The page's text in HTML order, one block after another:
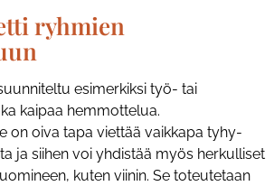
ryhmien
esimerkiksi työ- tai
kaipaa hemmottelua.
on oiva tapa viettää vaikkapa tyhy-
ja siihen voi yhdistää myös herkulliset
kuten viinin. Se toteutetaan